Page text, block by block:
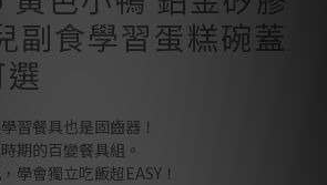
副食學習蛋糕碗蓋
習餐具也是固齒器！
期的百變餐具組。
學會獨立吃飯超EASY！